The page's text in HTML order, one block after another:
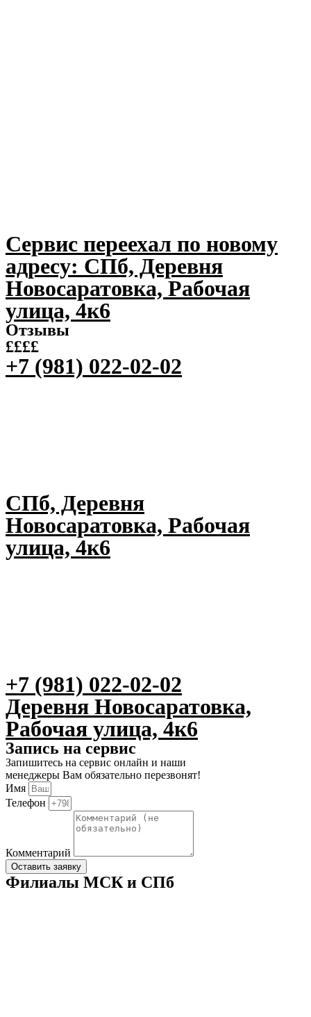
Сервис переехал по новому
адресу: СПб, Деревня
Новосаратовка, Рабочая
улица, 4к6
Отзывы
££££
+7 (981) 022-02-02
СПб, Деревня
Новосаратовка, Рабочая
улица, 4к6
+7 (981) 022-02-02
Деревня Новосаратовка,
Рабочая улица, 4к6
Запись на сервис
Запишитесь на сервис онлайн и наши
менеджеры Вам обязательно перезвонят!
Имя
Телефон
Комментарий
Оставить заявку
Филиалы МСК и СПб